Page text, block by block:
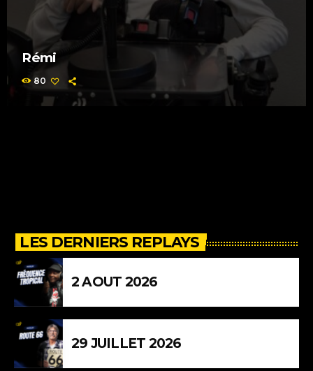
Rémi
80
LES DERNIERS REPLAYS
2 AOUT 2026
29 JUILLET 2026